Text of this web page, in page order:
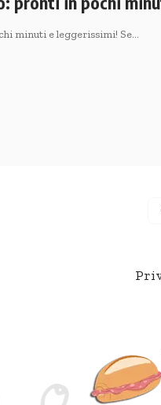
minuti e leggerissimi! Se…